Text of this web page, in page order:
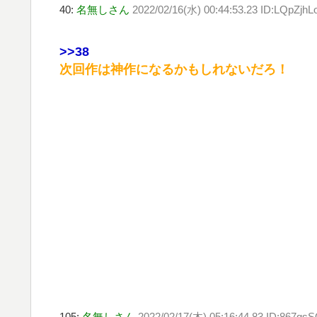
40: 名無しさん 2022/02/16(水) 00:44:53.23
>>38
次回作は神作になるかもしれないだろ！